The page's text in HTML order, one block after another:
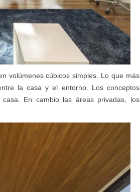
volúmenes cúbicos simples. Lo que más
la casa y el entorno. Los conceptos
En cambio las áreas privadas, los